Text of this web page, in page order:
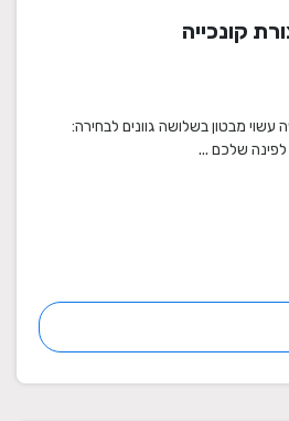
קונכייה
מבטון בשלושה גוונים לבחירה:
שלכם ...